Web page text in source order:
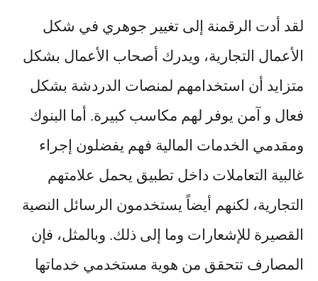
لقد أدت الرقمنة إلى تغيير جوهري في شكل
الأعمال التجارية، ويدرك أصحاب الأعمال بشكل
متزايد أن استخدامهم لمنصات الدردشة بشكل
فعال و آمن يوفر لهم مكاسب كبيرة. أما البنوك
ومقدمي الخدمات المالية فهم يفضلون إجراء
غالبية التعاملات داخل تطبيق يحمل علامتهم
التجارية، لكنهم أيضاً يستخدمون الرسائل النصية
القصيرة للإشعارات وما إلى ذلك. وبالمثل، فإن
المصارف تتحقق من هوية مستخدمي خدماتها